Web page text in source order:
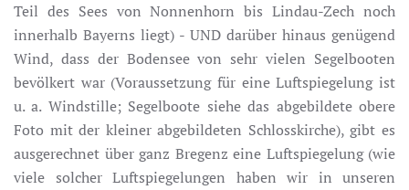
Teil des Sees von Nonnenhorn bis Lindau-Zech noch
innerhalb Bayerns liegt) - UND darüber hinaus genügend
Wind, dass der Bodensee von sehr vielen Segelbooten
bevölkert war (Voraussetzung für eine Luftspiegelung ist
u. a. Windstille; Segelboote siehe das abgebildete obere
Foto mit der kleiner abgebildeten Schlosskirche), gibt es
ausgerechnet über ganz Bregenz eine Luftspiegelung (wie
viele solcher Luftspiegelungen haben wir in unseren